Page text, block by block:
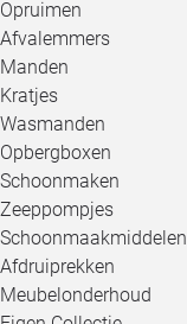
Opruimen
Afvalemmers
Manden
Kratjes
Wasmanden
Opbergboxen
Schoonmaken
Zeeppompjes
Schoonmaakmiddelen
Afdruiprekken
Meubelonderhoud